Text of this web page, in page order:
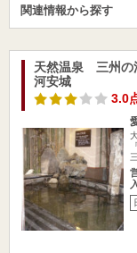
関連情報から探す
天然温泉 三州の
河安城
3.0